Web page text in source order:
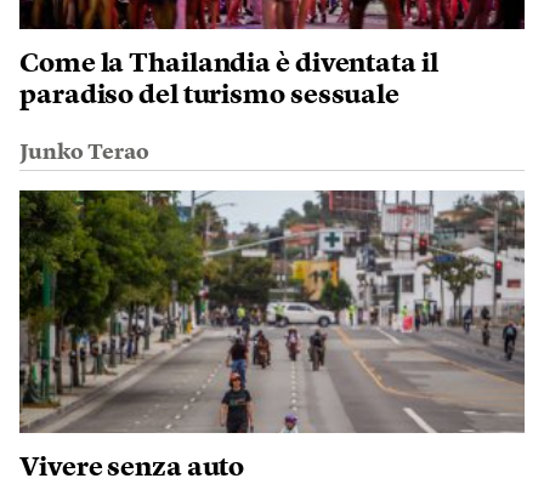
Come la Thailandia è diventata il
paradiso del turismo sessuale
Junko Terao
Vivere senza auto